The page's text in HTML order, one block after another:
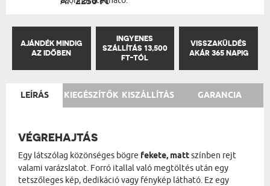
AJÁNDÉK MINDIG
AZ IDŐBEN
INGYENES
SZÁLLÍTÁS 13,500
FT-TÓL
VISSZAKÜLDÉS
AKÁR 365 NAPIG
LEÍRÁS KIEGÉSZÍTŐK KISZÁLLÍTÁS GARANCIA
VÉGREHAJTÁS
Egy látszólag közönséges bögre fekete, mattszínben rejt
valami varázslatot. Forró itallal való megtöltés után egy
tetszőleges kép, dedikáció vagy fénykép látható. Ez egy